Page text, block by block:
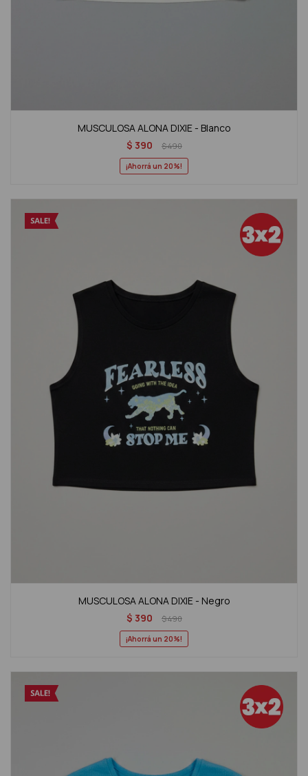
MUSCULOSA ALONA DIXIE - Blanco
$ 390 $490
20
MUSCULOSA ALONA DIXIE - Negro
$ 390 $490
20